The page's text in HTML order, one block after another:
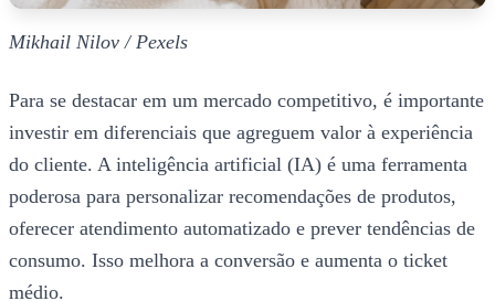
Mikhail Nilov / Pexels
Para se destacar em um mercado competitivo, é importante
investir em diferenciais que agreguem valor à experiência
do cliente. A inteligência artificial (IA) é uma ferramenta
poderosa para personalizar recomendações de produtos,
oferecer atendimento automatizado e prever tendências de
consumo. Isso melhora a conversão e aumenta o ticket
médio.